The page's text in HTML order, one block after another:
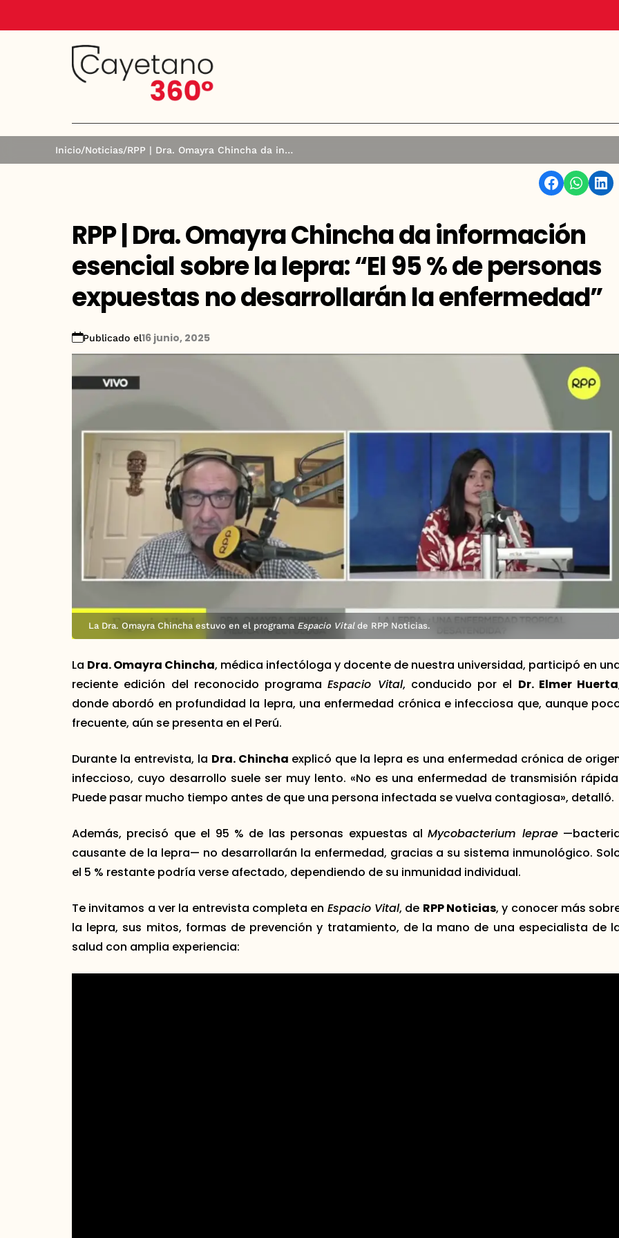
Inicio/Noticias/ RPP | Dra. Omayra Chincha da información esencial sobre la lepra: “El 95 % de personas expuestas no desarrollarán la enfermedad”
Facebook WhatsApp Linkedin
RPP | Dra. Omayra Chincha da información
esencial sobre la lepra: “El 95 % de personas
expuestas no desarrollarán la enfermedad”
Publicado el16 junio, 2025
La Dra. Omayra Chincha estuvo en el programa Espacio Vitalde RPP Noticias.
La Dra. Omayra Chincha, médica infectóloga y docente de nuestra universidad, participó en
reciente edición del reconocido programaEspacio Vital, conducido por el Dr. Elmer Huerta
donde abordó en profundidad la lepra, una enfermedad crónica e infecciosa que, aunque
frecuente, aún se presenta en el Perú.
Durante la entrevista, la Dra. Chincha explicó que la lepra es una enfermedad crónica de
infeccioso, cuyo desarrollo suele ser muy lento. «No es una enfermedad de transmisión
Puede pasar mucho tiempo antes de que una persona infectada se vuelva contagiosa», detalló.
Además, precisó que el 95 % de las personas expuestas alMycobacterium leprae
causante de la lepra— no desarrollarán la enfermedad, gracias a su sistema inmunológico.
el 5 % restante podría verse afectado, dependiendo de su inmunidad individual.
Te invitamos a ver la entrevista completa en Espacio Vital, de RPP Noticias, y conocer más
la lepra, sus mitos, formas de prevención y tratamiento, de la mano de una especialista de
salud con amplia experiencia: